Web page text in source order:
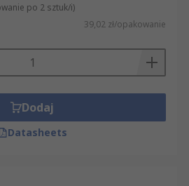
po 2 sztuk/i)
39,02 zł/opakowanie
Dodaj
Datasheets